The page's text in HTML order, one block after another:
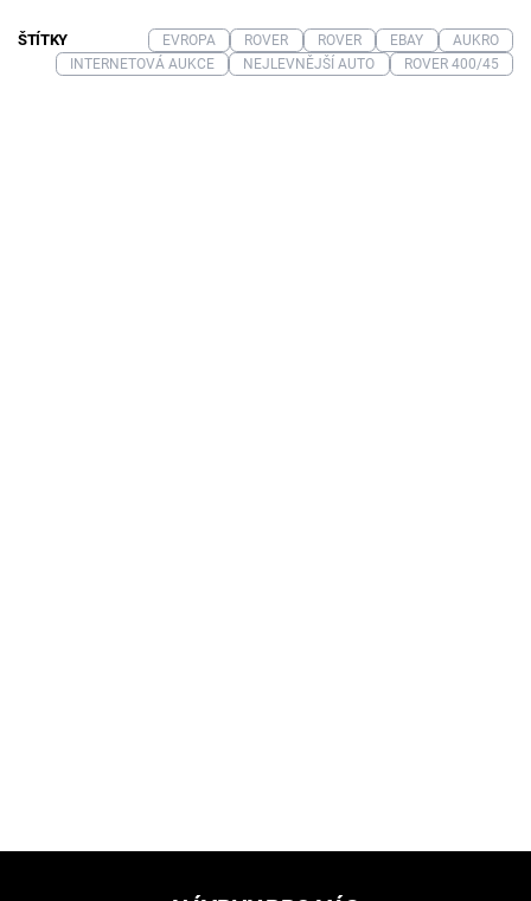
ŠTÍTKY EVROPA ROVER ROVER EBAY
AUKRO
INTERNETOVÁ AUKCE
NEJLEVNĚJŠÍ AUTO ROVER 400/45